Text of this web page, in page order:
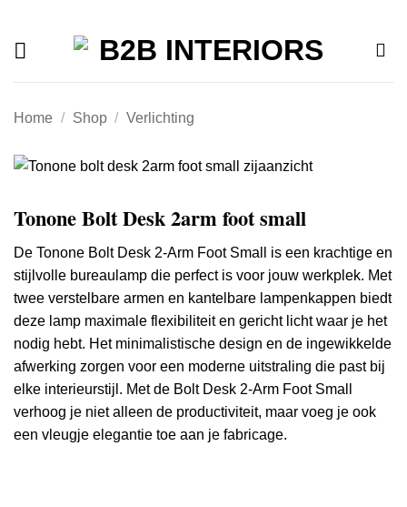
inhoud
Home / Shop / Verlichting
Tonone Bolt Desk 2arm foot small
De Tonone Bolt Desk 2-Arm Foot Small is een krachtige en
stijlvolle bureaulamp die perfect is voor jouw werkplek. Met
twee verstelbare armen en kantelbare lampenkappen biedt
deze lamp maximale flexibiliteit en gericht licht waar je het
nodig hebt. Het minimalistische design en de ingewikkelde
afwerking zorgen voor een moderne uitstraling die past bij
elke interieurstijl. Met de Bolt Desk 2-Arm Foot Small
verhoog je niet alleen de productiviteit, maar voeg je ook
een vleugje elegantie toe aan je fabricage.